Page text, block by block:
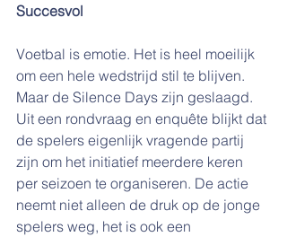
Succesvol
Voetbal is emotie. Het is heel moeilijk
om een hele wedstrijd stil te blijven.
Maar de Silence Days zijn geslaagd.
Uit een rondvraag en enquête blijkt dat
de spelers eigenlijk vragende partij
zijn om het initiatief meerdere keren
per seizoen te organiseren. De actie
neemt niet alleen de druk op de jonge
spelers weg, het is ook een